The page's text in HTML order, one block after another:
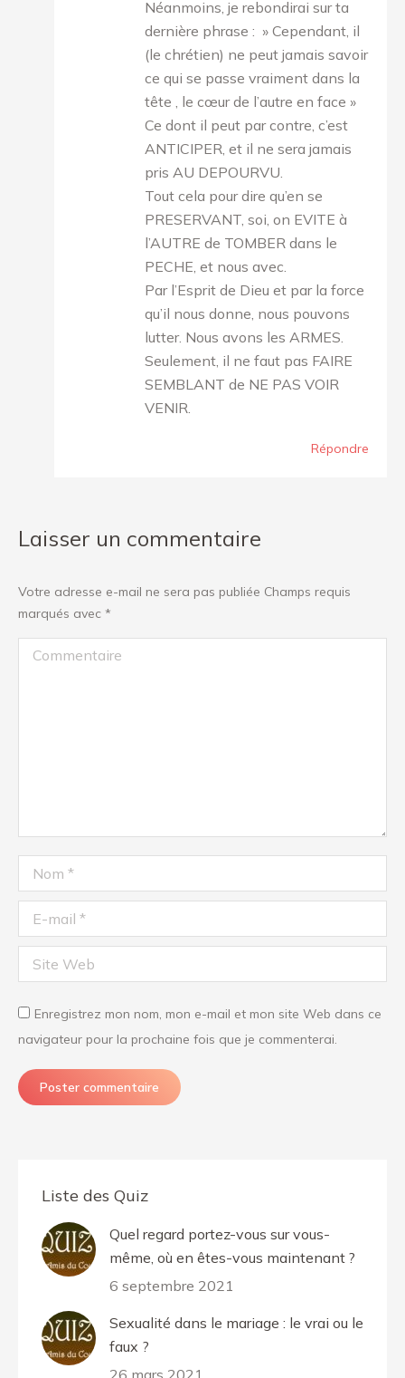
Néanmoins, je rebondirai sur ta
dernière phrase : » Cependant, il
(le chrétien) ne peut jamais savoir
ce qui se passe vraiment dans la
tête , le cœur de l’autre en face »
Ce dont il peut par contre, c’est
ANTICIPER, et il ne sera jamais
pris AU DEPOURVU.
Tout cela pour dire qu’en se
PRESERVANT, soi, on EVITE à
l’AUTRE de TOMBER dans le
PECHE, et nous avec.
Par l’Esprit de Dieu et par la force
qu’il nous donne, nous pouvons
lutter. Nous avons les ARMES.
Seulement, il ne faut pas FAIRE
SEMBLANT de NE PAS VOIR
VENIR.
Répondre
Laisser un commentaire
Votre adresse e-mail ne sera pas publiée Champs requis
marqués avec *
Commentaire
Nom *
E-mail *
Site Web
Enregistrez mon nom, mon e-mail et mon site Web dans ce
navigateur pour la prochaine fois que je commenterai.
Poster commentaire
Liste des Quiz
Quel regard portez-vous sur vous-
même, où en êtes-vous maintenant ?
6 septembre 2021
Sexualité dans le mariage : le vrai ou le
faux ?
26 mars 2021